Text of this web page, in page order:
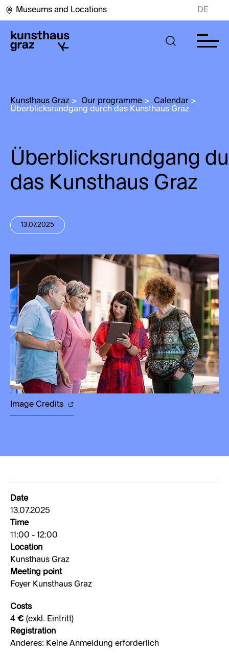
Museums and Locations DE
Kunsthaus Graz > Our programme > Calendar >
Überblicksrundgang durch das Kunsthaus Graz
Überblicksrundgang
das Kunsthaus Graz
13.07.2025
Image Credits
Date
13.07.2025
Time
11:00 - 12:00
Location
Kunsthaus Graz
Meeting point
Foyer Kunsthaus Graz
Costs
4 € (exkl. Eintritt)
Registration
Anderes: Keine Anmeldung erforderlich